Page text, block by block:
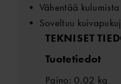
• Vähentää kulumista
• Soveltuu
TEKNISET
Tuotetiedot
Paino: 0,02 kg